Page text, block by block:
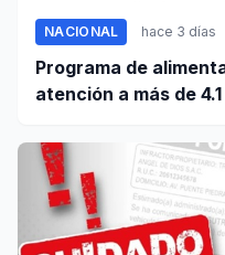
NACIONAL hace 3 días
Programa de
atención a más de